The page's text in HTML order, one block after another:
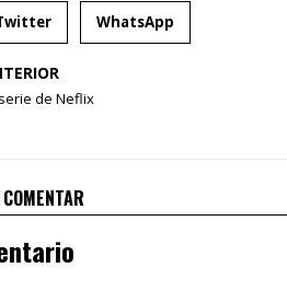
WhatsApp
de Neflix